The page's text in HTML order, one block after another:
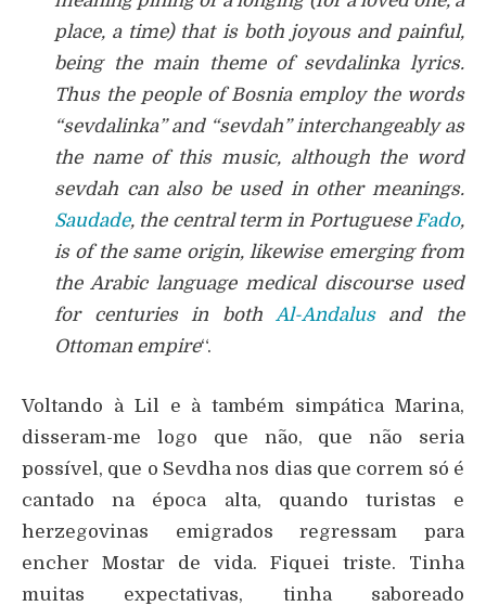
place, a time) that is both joyous and painful,
being the main theme of sevdalinka lyrics.
Thus the people of Bosnia employ the words
“sevdalinka” and “sevdah” interchangeably as
the name of this music, although the word
sevdah can also be used in other meanings.
Saudade, the central term in Portuguese Fado,
is of the same origin, likewise emerging from
the Arabic language medical discourse used
for centuries in both Al-Andalusand the
Ottoman empire“.
Voltando à Lil e à também simpática Marina,
disseram-me logo que não, que não seria
possível, que o Sevdha nos dias que correm só é
cantado na época alta, quando turistas e
herzegovinas emigrados regressam para
encher Mostar de vida. Fiquei triste. Tinha
muitas expectativas, tinha saboreado